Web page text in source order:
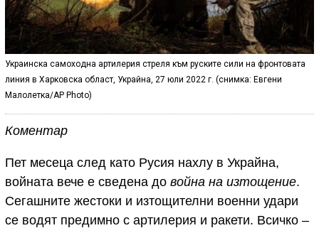
Украинска самоходна артилерия стреля към руските сили на фронтовата
линия в Харковска област, Украйна, 27 юли 2022 г. (снимка: Евгени
Малолетка/AP Photo)
Коментар
Пет месеца след като Русия нахлу в Украйна,
войната вече е сведена до война на изтощение.
Сегашните жестоки и изтощителни военни удари
се водят предимно с артилерия и ракети. Всичко –